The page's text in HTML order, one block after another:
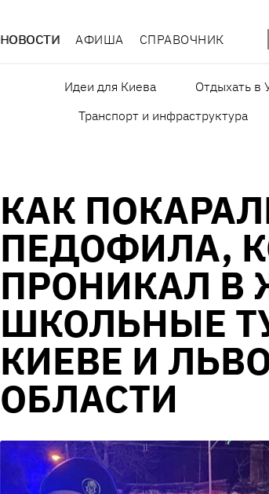
НОВОСТИ АФИША СПРАВОЧНИК
Идеи для Киева Отдыхать в
Транспорт и инфраструктура
КАК
ПЕДОФИЛА,
ПРОНИКАЛ В
ШКОЛЬНЫЕ
КИЕВЕ И
ОБЛАСТИ